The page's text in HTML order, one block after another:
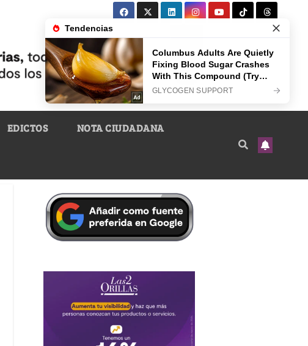
EDICTOS NOTA CIUDADANA